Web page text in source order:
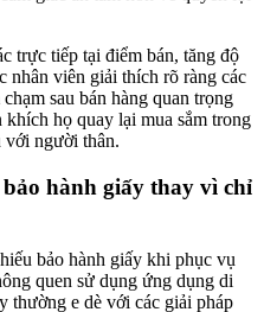
trực tiếp tại điểm bán, tăng độ
nhân viên giải thích rõ ràng các
sau bán hàng quan trọng
họ quay lại mua sắm trong
với người thân.
hành giấy thay vì chỉ
bảo hành giấy khi phục vụ
quen sử dụng ứng dụng di
thường e dè với các giải pháp